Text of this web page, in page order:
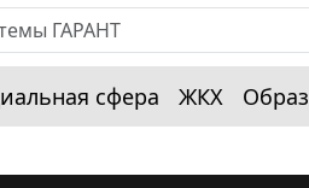
сфера ЖКХ